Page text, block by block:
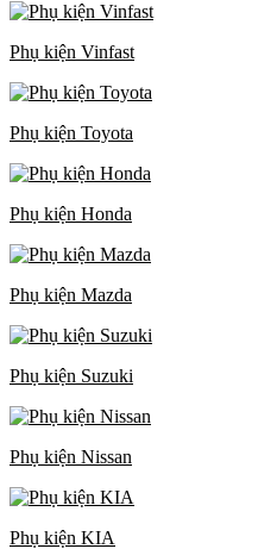
Phụ kiện Vinfast
Phụ kiện Toyota
Phụ kiện Honda
Phụ kiện Mazda
Phụ kiện Suzuki
Phụ kiện Nissan
Phụ kiện KIA